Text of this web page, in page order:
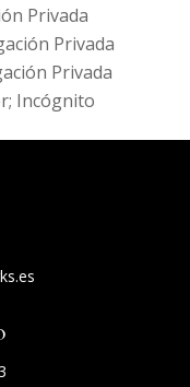
Privada
Privada
Privada
Incógnito